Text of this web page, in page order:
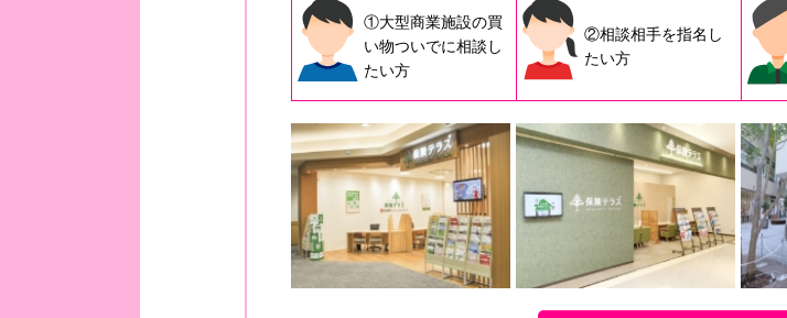
①大型商業施設の買
い物ついでに相談し
たい方
②相談相手を指名し
たい方